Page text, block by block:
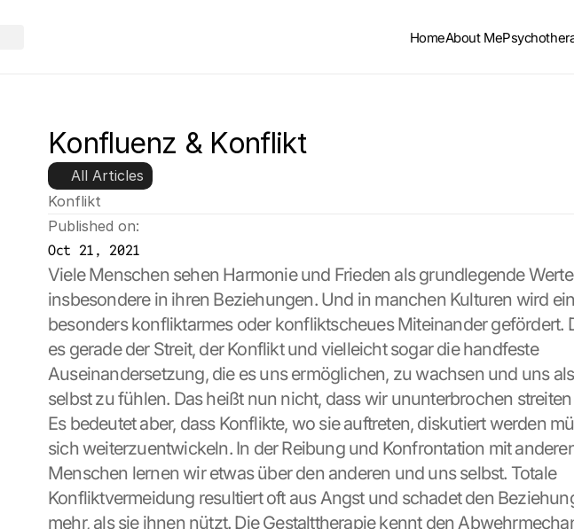
Konfluenz & Konflikt
All Articles
Konflikt
Published on:
Oct 21, 2021
Viele Menschen sehen Harmonie und Frieden als grundlegende
insbesondere in ihren Beziehungen. Und in manchen Kulturen wird ein
besonders konfliktarmes oder konfliktscheues Miteinander gefördert.
es gerade der Streit, der Konflikt und vielleicht sogar die handfeste
Auseinandersetzung, die es uns ermöglichen, zu wachsen und uns
selbst zu fühlen. Das heißt nun nicht, dass wir ununterbrochen
Es bedeutet aber, dass Konflikte, wo sie auftreten, diskutiert werden
sich weiterzuentwickeln. In der Reibung und Konfrontation mit
Menschen lernen wir etwas über den anderen und uns selbst. Totale
Konfliktvermeidung resultiert oft aus Angst und schadet den
mehr, als sie ihnen nützt. Die Gestalttherapie kennt den
HomeAbout Me